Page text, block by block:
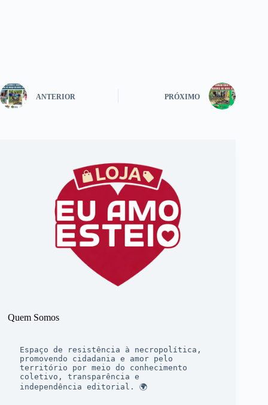
ANTERIOR PRÓXIMO
Quem Somos
Espaço de resistência à necropolítica,
promovendo cidadania e amor pelo
território por meio do conhecimento
coletivo, transparência e
independência editorial. 🌍